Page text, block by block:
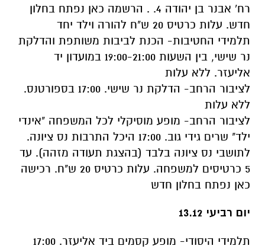
רח' אבנר בן יהודה 4. . הרשמה כאן נפתח בחלון
חדש. עלות כרטיס 20 ש"ח להורה וילד יחד
תלמידי החטיבות- הכנת לביבות משותפת והדלקת
נר שישי, בין השעות 19:00-21:00 במועדון יד
אליעזר. ללא עלות
לציבור הרחב- הדלקת נר שישי. 17:00 בספורטנס.
ללא עלות
לציבור הרחב- מופע מוסיקלי לכל המשפחה "אינדי
ילד" שרים גידי גוב. 17:00 היכל התרבות נס ציונה.
לתושבי נס ציונה בלבד (בהצגת תעודה מזהה). עד
5 כרטיסים למשפחה. עלות כרטיס 20 ש"ח. רכישה
כאן נפתח בחלון חדש
יום רביעי 13.12
תלמידי היסודי- מופע קסמים ביד אליעזר. 17:00